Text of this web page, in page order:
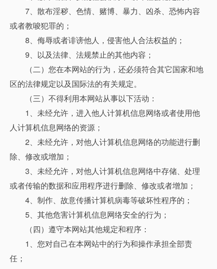
7、散布淫秽、色情、赌博、暴力、凶杀、恐怖内容
或者教唆犯罪的；
8、侮辱或者诽谤他人，侵害他人合法权益的；
9、以及法律、法规禁止的其他内容；
（二）您在本网站的行为，还必须符合其它国家和地
区的法律规定以及国际法的有关规定。
（三）不得利用本网站从事以下活动：
1、未经允许，进入他人计算机信息网络或者使用他
人计算机信息网络的资源；
2、未经允许，对他人计算机信息网络的功能进行删
除、修改或增加；
3、未经允许，对他人计算机信息网络中存储、处理
或者传输的数据和应用程序进行删除、修改或者增加；
4、制作、故意传播计算机病毒等破坏性程序的；
5、其他危害计算机信息网络安全的行为；
（四）遵守本网站其他规定和程序：
1、您对自己在本网站中的行为和操作承担全部责
任；